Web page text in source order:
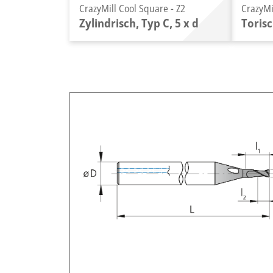
CrazyMill Cool Square - Z2
Zylindrisch, Typ C, 5 x d